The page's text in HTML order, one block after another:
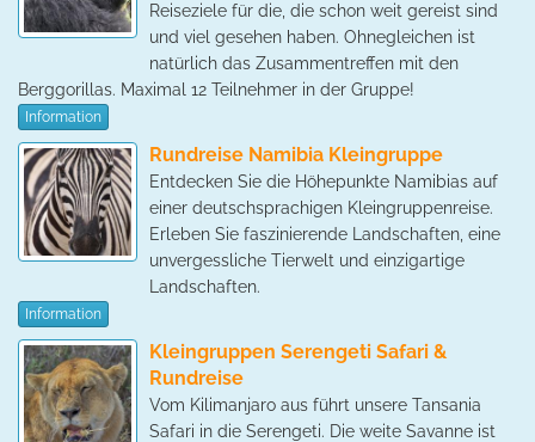
Reiseziele für die, die schon weit gereist sind
und viel gesehen haben. Ohnegleichen ist
natürlich das Zusammentreffen mit den
Berggorillas. Maximal 12 Teilnehmer in der Gruppe!
Information
Rundreise Namibia Kleingruppe
Entdecken Sie die Höhepunkte Namibias auf
einer deutschsprachigen Kleingruppenreise.
Erleben Sie faszinierende Landschaften, eine
unvergessliche Tierwelt und einzigartige
Landschaften.
Information
Kleingruppen Serengeti Safari &
Rundreise
Vom Kilimanjaro aus führt unsere Tansania
Safari in die Serengeti. Die weite Savanne ist